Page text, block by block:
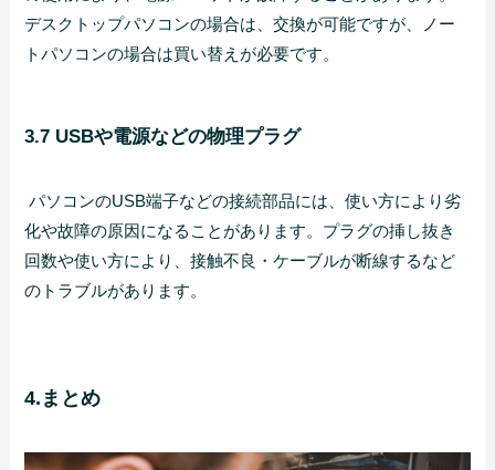
デスクトップパソコンの場合は、交換が可能ですが、ノー
トパソコンの場合は買い替えが必要です。
3.7 USBや電源などの物理プラグ
パソコンのUSB端子などの接続部品には、使い方により劣
化や故障の原因になることがあります。プラグの挿し抜き
回数や使い方により、接触不良・ケーブルが断線するなど
のトラブルがあります。
4.まとめ